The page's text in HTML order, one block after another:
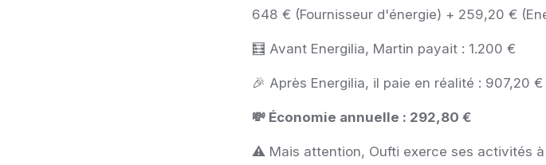
648 € (Fournisseur d'énergie) + 259,20 €
🧮 Avant Energilia, Martin payait : 1.200 €
🎉 Après Energilia, il paie en réalité : 907,20 €
💸 Économie annuelle : 292,80 €
⚠️ Mais attention, Oufti exerce ses activités à